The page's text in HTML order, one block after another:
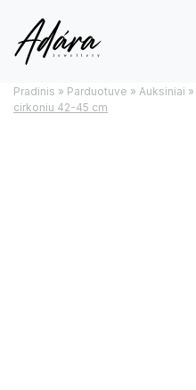
Pradinis » Parduotuve » Auksiniai »
cirkoniu 42-45 cm